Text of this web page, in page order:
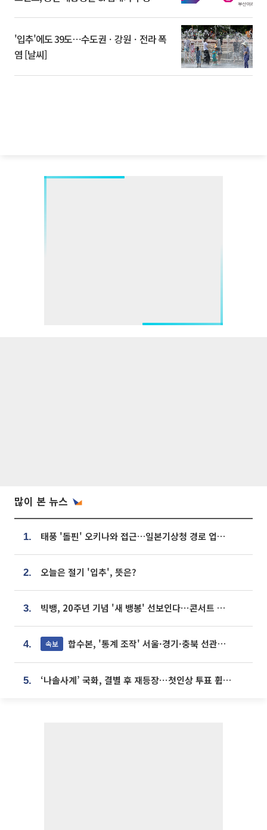
'입추'에도 39도⋯수도권ㆍ강원ㆍ전라 폭
염 [날씨]
많이 본 뉴스
1. 태풍 '돌핀' 오키나와 접근…일본기상청 경로 업데이트
2. 오늘은 절기 '입추', 뜻은?
3. 빅뱅, 20주년 기념 '새 뱅봉' 선보인다⋯콘서트 앞두고 팝업 개최
4. 속보 합수본, '통계 조작' 서울·경기·충북 선관위 등 추가 압수수색
5. ‘나솔사계’ 국화, 결별 후 재등장⋯첫인상 투표 휩쓸고 ‘인기녀’ 등극